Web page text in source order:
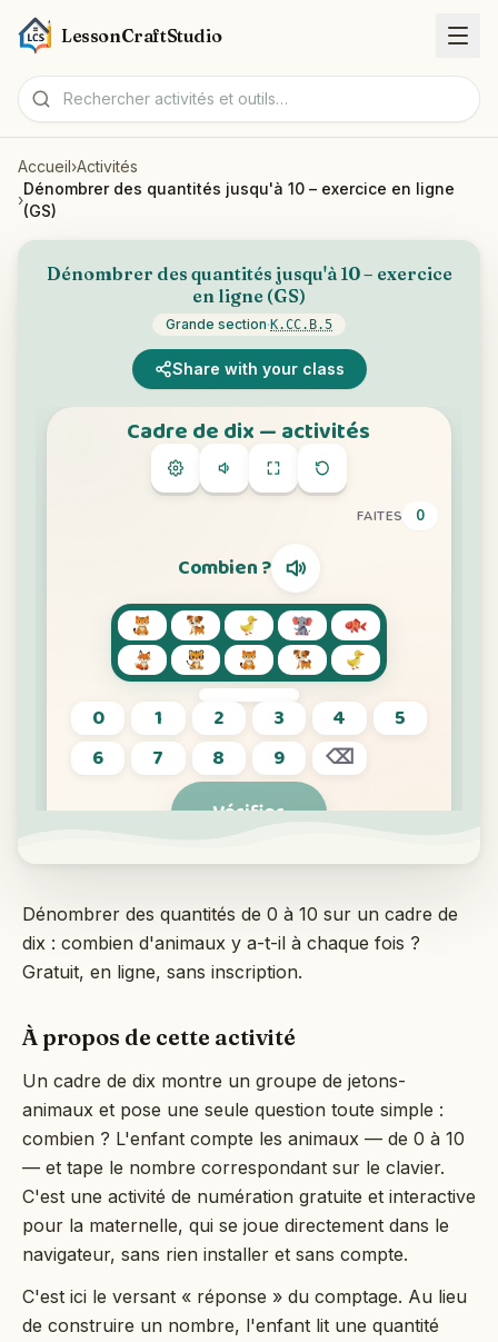
LessonCraftStudio
Fiches
Activités
Langues
Générateurs de fiches
Français
Connexion
S'inscrire
Accueil›Activités
›
Dénombrer des quantités jusqu'à 10 – exercice en ligne
(GS)
Dénombrer des quantités jusqu'à 10 – exercice
en ligne (GS)
Grande section· K.CC.B.5
Share with your class
Dénombrer des quantités de 0 à 10 sur un cadre de
dix : combien d'animaux y a-t-il à chaque fois ?
Gratuit, en ligne, sans inscription.
À propos de cette activité
Un cadre de dix montre un groupe de jetons-
animaux et pose une seule question toute simple :
combien ? L'enfant compte les animaux — de 0 à 10
— et tape le nombre correspondant sur le clavier.
C'est une activité de numération gratuite et interactive
pour la maternelle, qui se joue directement dans le
navigateur, sans rien installer et sans compte.
C'est ici le versant « réponse » du comptage. Au lieu
de construire un nombre, l'enfant lit une quantité